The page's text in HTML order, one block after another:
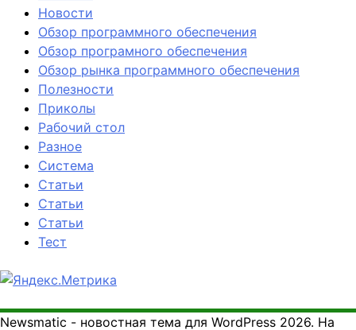
Новости
Обзор программного обеспечения
Обзор програмного обеспечения
Обзор рынка программного обеспечения
Полезности
Приколы
Рабочий стол
Разное
Система
Статьи
Статьи
Статьи
Тест
Newsmatic - новостная тема для WordPress 2026. На